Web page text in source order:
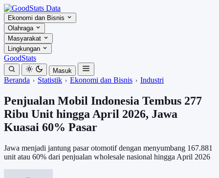
Ekonomi dan Bisnis
Olahraga
Masyarakat
Lingkungan
GoodStats
Masuk
Beranda Statistik Ekonomi dan Bisnis Industri
Penjualan Mobil Indonesia Tembus 277
Ribu Unit hingga April 2026, Jawa
Kuasai 60% Pasar
Jawa menjadi jantung pasar otomotif dengan menyumbang 167.881
unit atau 60% dari penjualan wholesale nasional hingga April 2026